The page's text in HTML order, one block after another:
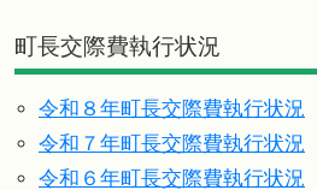
町長交際費執行状況
令和８年町長交際費執行状況
令和７年町長交際費執行状況
令和６年町長交際費執行状況